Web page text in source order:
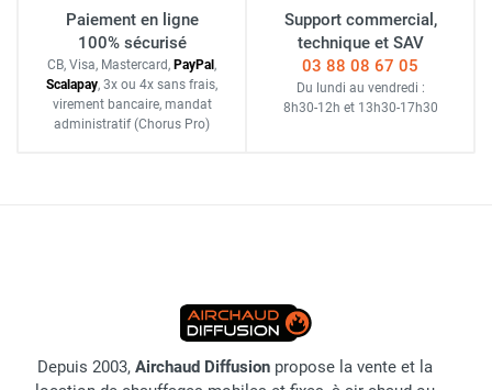
Paiement en ligne
100% sécurisé
CB, Visa, Mastercard, PayPal ,
Scalapay, 3x ou 4x sans frais,
virement bancaire, mandat
administratif (Chorus Pro)
Support commercial,
technique et SAV
03 88 08 67 05
Du lundi au vendredi :
8h30-12h et 13h30-17h30
Depuis 2003, Airchaud Diffusion propose la vente et la